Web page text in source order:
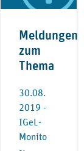
Meldungen
zum
Thema
30.08.
2019 -
IGeL-
Monito